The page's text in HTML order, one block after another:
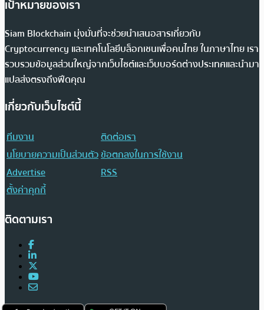
เป้าหมายของเรา
Siam Blockchain มุ่งมั่นที่จะช่วยนำเสนอสารเกี่ยวกับ
Cryptocurrency และเทคโนโลยีบล็อกเชนเพื่อคนไทย ในภาษาไทย เรา
รวบรวมข้อมูลส่วนใหญ่จากเว็บไซต์และเว็บบอร์ดต่างประเทศและนำมา
แปลส่งตรงถึงฟีดคุณ
เกี่ยวกับเว็บไซต์นี้
ทีมงาน
ติดต่อเรา
นโยบายความเป็นส่วนตัวข้อตกลงในการใช้งาน
Advertise
RSS
ตั้งค่าคุกกี้
ติดตามเรา